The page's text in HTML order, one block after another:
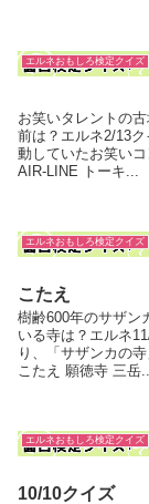
エルネおもしろ検定クイズ
お笑いタレントの
前は？エルネ2/13
動していたお笑い
AIR-LINE トーキ...
エルネおもしろ検定クイズ
こたえ
樹齢600年のサザン
いる寺は？エルネ
り、「サザンカの
こたえ 願徳寺 三岳...
エルネおもしろ検定クイズ
10/10クイズ